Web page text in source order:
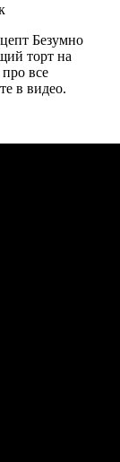
Безумно
торт на
все
в видео.